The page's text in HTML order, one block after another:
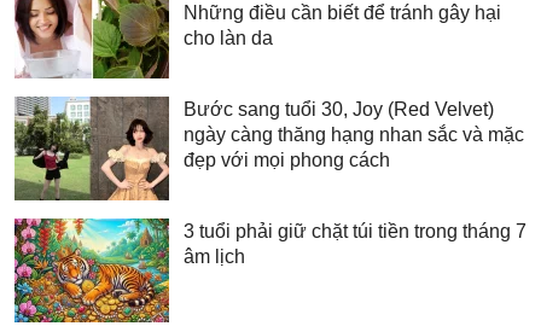
Những điều cần biết để tránh gây hại
cho làn da
Bước sang tuổi 30, Joy (Red Velvet)
ngày càng thăng hạng nhan sắc và mặc
đẹp với mọi phong cách
3 tuổi phải giữ chặt túi tiền trong tháng 7
âm lịch